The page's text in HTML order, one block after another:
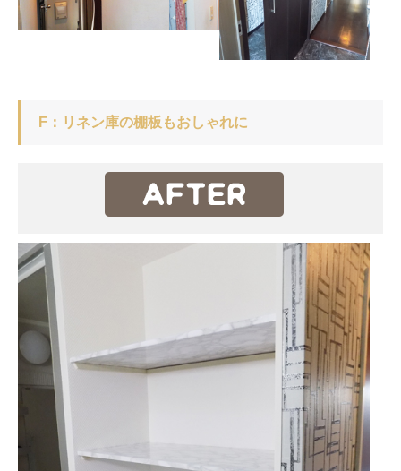
F：リネン庫の棚板もおしゃれに